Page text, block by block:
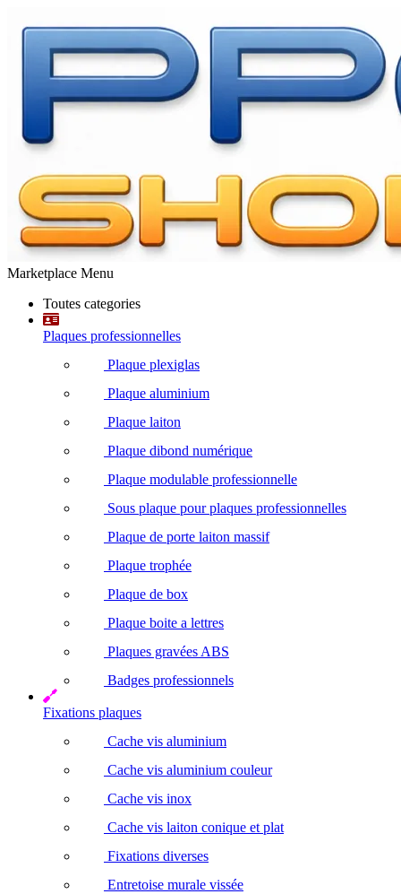
Marketplace Menu
Toutes categories
Plaques professionnelles
Plaque plexiglas
Plaque aluminium
Plaque laiton
Plaque dibond numérique
Plaque modulable professionnelle
Sous plaque pour plaques professionnelles
Plaque de porte laiton massif
Plaque trophée
Plaque de box
Plaque boite a lettres
Plaques gravées ABS
Badges professionnels
Fixations plaques
Cache vis aluminium
Cache vis aluminium couleur
Cache vis inox
Cache vis laiton conique et plat
Fixations diverses
Entretoise murale vissée